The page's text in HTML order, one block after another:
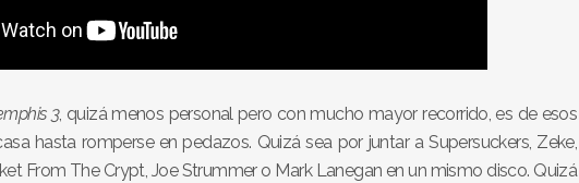
3, quizá menos personal pero con mucho mayor recorrido, es de esos
hasta romperse en pedazos. Quizá sea por juntar a Supersuckers, Zeke,
From The Crypt, Joe Strummer o Mark Lanegan en un mismo disco. Quizá